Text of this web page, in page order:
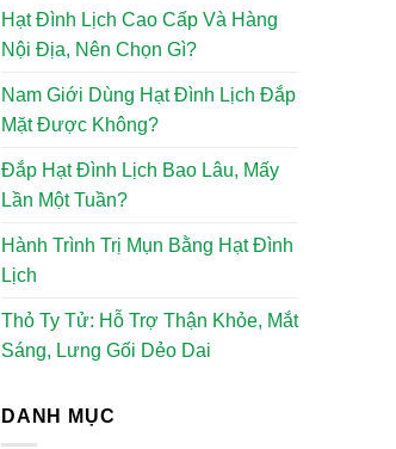
Hạt Đình Lịch Cao Cấp Và Hàng
Nội Địa, Nên Chọn Gì?
Nam Giới Dùng Hạt Đình Lịch Đắp
Mặt Được Không?
Đắp Hạt Đình Lịch Bao Lâu, Mấy
Lần Một Tuần?
Hành Trình Trị Mụn Bằng Hạt Đình
Lịch
Thỏ Ty Tử: Hỗ Trợ Thận Khỏe, Mắt
Sáng, Lưng Gối Dẻo Dai
DANH MỤC